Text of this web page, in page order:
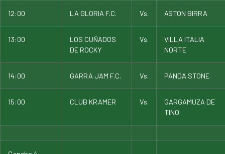
12:00 LA GLORIA F.C. Vs. ASTON BIRRA
13:00
LOS CUÑADOS
DE ROCKY
Vs.
VILLA ITALIA
NORTE
14:00 GARRA JAM F.C. Vs. PANDA STONE
15:00 CLUB KRAMER Vs.
GARGAMUZA DE
TINO